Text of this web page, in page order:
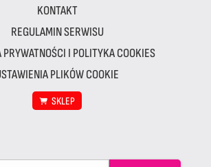
KONTAKT
REGULAMIN SERWISU
PRYWATNOŚCI I POLITYKA COOKIES
PLIKÓW COOKIE
SKLEP